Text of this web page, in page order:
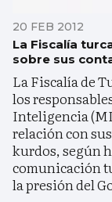
20 FEB 2012
La Fiscalía
sobre sus
La Fiscalía de
los
Inteligencia
relación con
kurdos, según
comunicación
la presión del